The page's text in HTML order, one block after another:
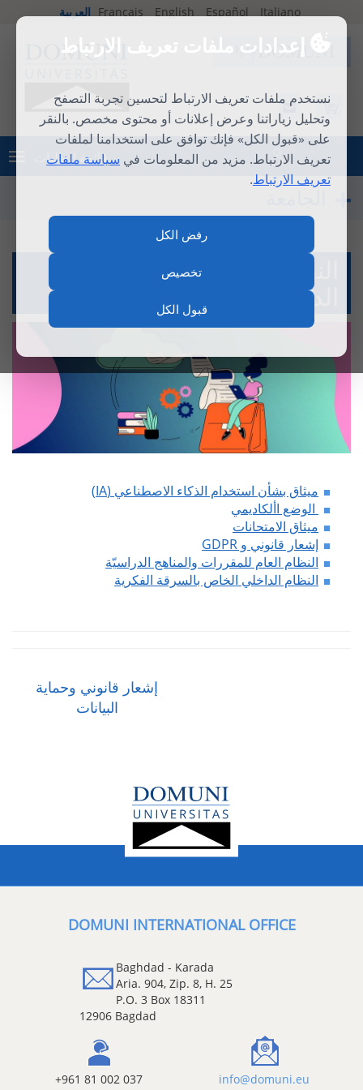
إعدادات ملفات تعريف الارتباط
نستخدم ملفات تعريف الارتباط لتحسين تجربة التصفح
وتحليل زياراتنا وعرض إعلانات أو محتوى مخصص. بالنقر
على «قبول الكل» فإنك توافق على استخدامنا لملفات
تعريف الارتباط. مزيد من المعلومات في سياسة ملفات
تعريف الارتباط.
رفض الكل
تخصيص
قبول الكل
Français English Español Italiano العربية
قائمة الطلبات تسجيل الدخول
النظام الأساسي والأنظمة
الداخلية
ميثاق بشأن استخدام الذكاء الاصطناعي (IA)
الوضع األكاديمي
ميثاق الامتحانات
إشعار قانوني و GDPR
النظام العام للمقررات والمناهج الدراسيّة
النظام الداخلي الخاص بالسرقة الفكرية
إشعار قانوني وحماية
البيانات
DOMUNI INTERNATIONAL OFFICE
Baghdad - Karada
Aria. 904, Zip. 8, H. 25
P.O. 3 Box 18311
12906 Bagdad
+961 81 002 037 info@domuni.eu